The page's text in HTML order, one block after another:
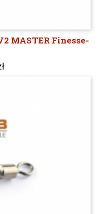
MASTER Finesse-